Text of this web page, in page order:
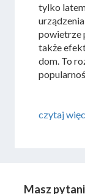
tylko
powietrze
także
dom. To
każdego?
czytaj
Masz